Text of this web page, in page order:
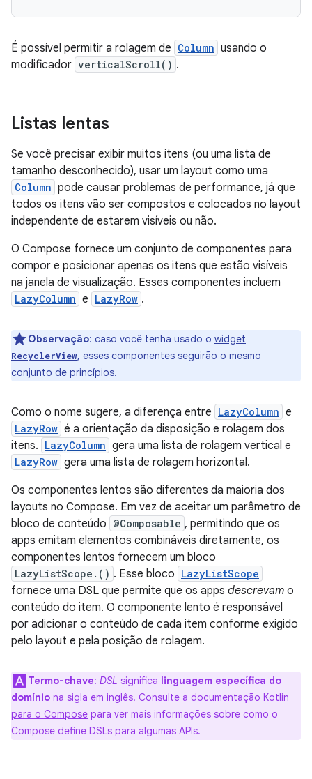
É possível permitir a rolagem de Column usando o
modificador verticalScroll() .
Listas lentas
Se você precisar exibir muitos itens (ou uma lista de
tamanho desconhecido), usar um layout como uma
Column pode causar problemas de performance, já que
todos os itens vão ser compostos e colocados no layout
independente de estarem visíveis ou não.
O Compose fornece um conjunto de componentes para
compor e posicionar apenas os itens que estão visíveis
na janela de visualização. Esses componentes incluem
LazyColumn e LazyRow .
Observação: caso você tenha usado o widget
RecyclerView, esses componentes seguirão o mesmo
conjunto de princípios.
Como o nome sugere, a diferença entre LazyColumn e
LazyRow é a orientação da disposição e rolagem dos
itens. LazyColumn gera uma lista de rolagem vertical e
LazyRow gera uma lista de rolagem horizontal.
Os componentes lentos são diferentes da maioria dos
layouts no Compose. Em vez de aceitar um parâmetro de
bloco de conteúdo @Composable , permitindo que os
apps emitam elementos combináveis diretamente, os
componentes lentos fornecem um bloco
LazyListScope.() . Esse bloco LazyListScope
fornece uma DSL que permite que os apps descrevam o
conteúdo do item. O componente lento é responsável
por adicionar o conteúdo de cada item conforme exigido
pelo layout e pela posição de rolagem.
Termo-chave: DSL significa linguagem específica do
domínio na sigla em inglês. Consulte a documentação Kotlin
para o Compose para ver mais informações sobre como o
Compose define DSLs para algumas APIs.